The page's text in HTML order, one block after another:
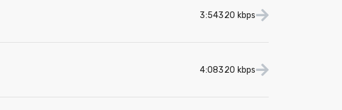
3:54320 kbps
4:08320 kbps